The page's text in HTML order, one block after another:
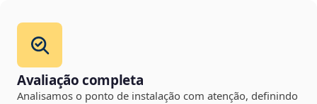
Avaliação completa
Analisamos o ponto de instalação com atenção, definindo